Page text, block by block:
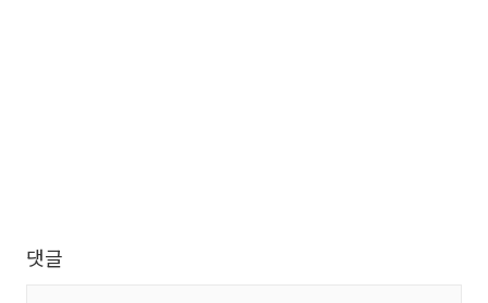
댓글